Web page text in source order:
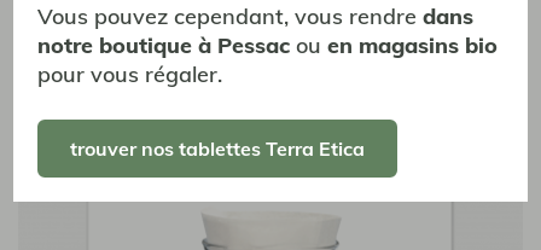
Vous pouvez cependant, vous rendredans
notre boutique à Pessac ouen magasins bio
pour vous régaler.
trouver nos tablettes Terra Etica